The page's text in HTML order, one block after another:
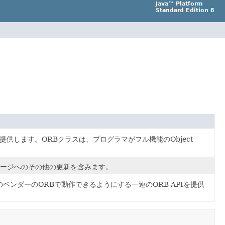
Java™ Platform
Standard Edition 8
供します。ORBクラスは、プログラマがフル機能のObject
ジへのその他の更新を含みます。
ンダーのORBで動作できるようにする一連のORB APIを提供